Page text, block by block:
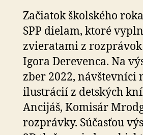
Začiatok školského
SPP dielam, ktoré
zvieratami z
Igora Derevenca. Na
zber 2022, návštevníci
ilustrácií z detských
Ancijáš, Komisár
rozprávky. Súčasťou